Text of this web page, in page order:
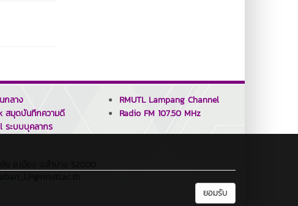
กลาง
สมุดบันทึกความดี
ระบบบุคลากร
RMUTL Lampang Channel
Radio FM 107.50 MHz
ยอมรับ